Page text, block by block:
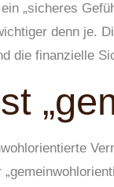
„sicheres
denn je.
die finanzielle